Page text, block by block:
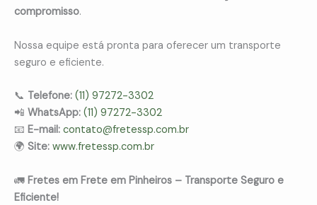
compromisso.
Nossa equipe está pronta para oferecer um transporte
seguro e eficiente.
📞 Telefone: (11) 97272-3302
📲 WhatsApp: (11) 97272-3302
📧 E-mail: contato@fretessp.com.br
🌍 Site: www.fretessp.com.br
🚛 Fretes em Frete em Pinheiros – Transporte Seguro e
Eficiente!